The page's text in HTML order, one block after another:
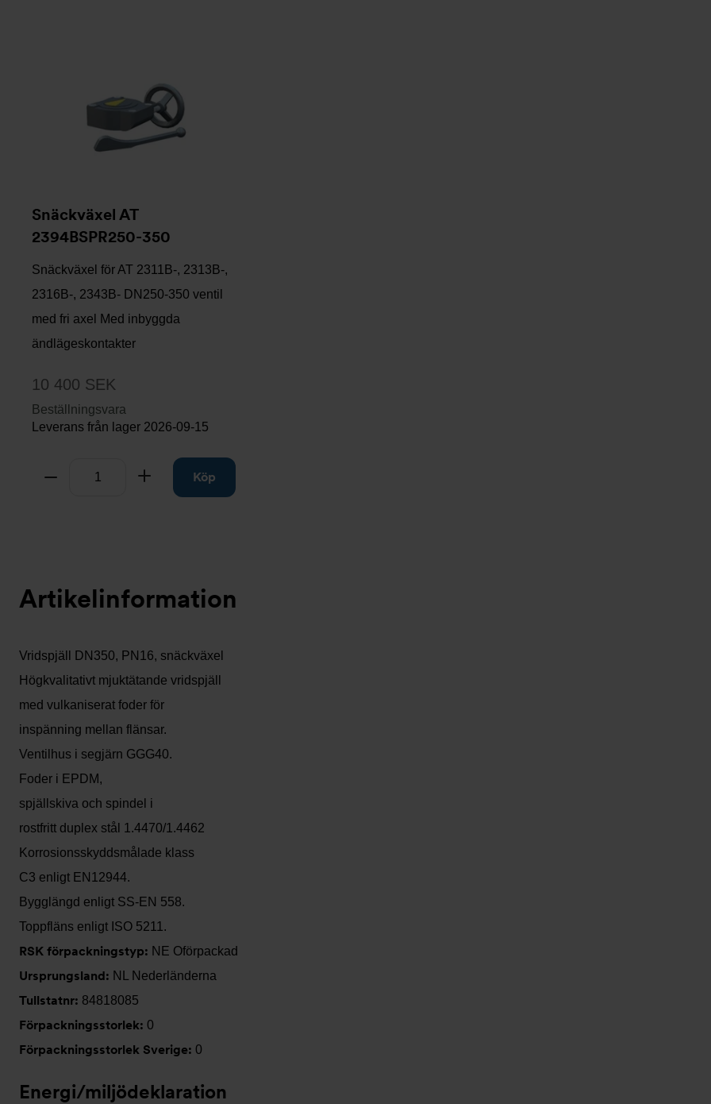
Snäckväxel AT
2394BSPR250-350
Snäckväxel för AT 2311B-, 2313B-,
2316B-, 2343B- DN250-350 ventil
med fri axel Med inbyggda
ändlägeskontakter
10 400 SEK
Beställningsvara
Leverans från lager 2026-09-15
Ta bort Lägg tillKöp
Artikelinformation
Vridspjäll DN350, PN16, snäckväxel
Högkvalitativt mjuktätande vridspjäll
med vulkaniserat foder för
inspänning mellan flänsar.
Ventilhus i segjärn GGG40.
Foder i EPDM,
spjällskiva och spindel i
rostfritt duplex stål 1.4470/1.4462
Korrosionsskyddsmålade klass
C3 enligt EN12944.
Bygglängd enligt SS-EN 558.
Toppfläns enligt ISO 5211.
RSK förpackningstyp: NE Oförpackad
Ursprungsland: NL Nederländerna
Tullstatnr: 84818085
Förpackningsstorlek: 0
Förpackningsstorlek Sverige: 0
Energi/miljödeklaration